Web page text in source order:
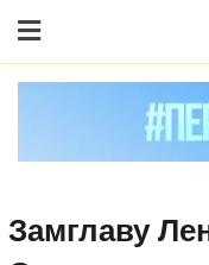
to content
Замглаву